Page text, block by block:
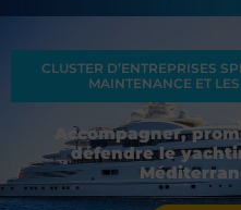
CLUSTER D’ENTREPRISES
MAINTENANCE ET
Accompagner,
défendre le